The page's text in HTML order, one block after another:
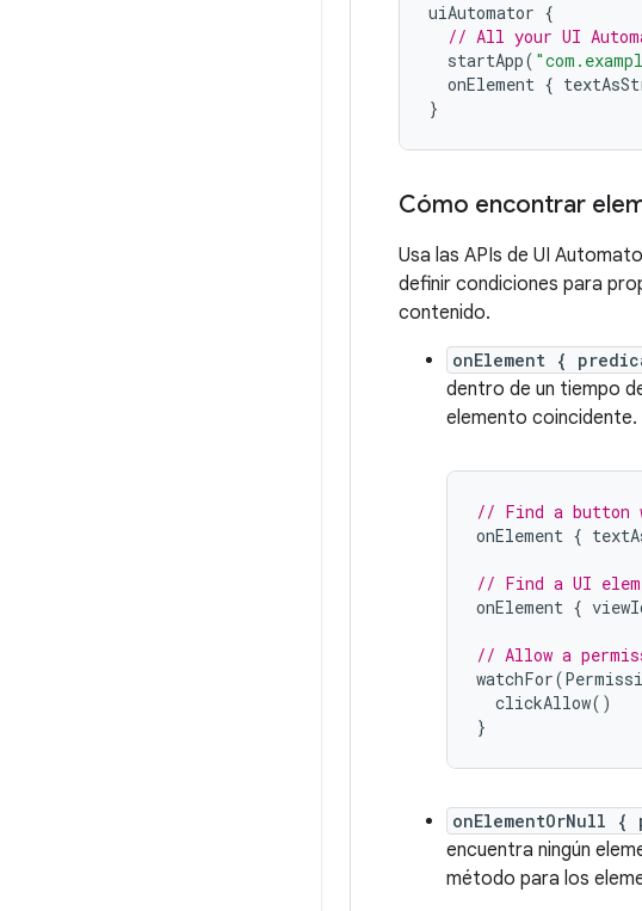
uiAutomator {
// All your UI
startApp(
onElement {
}
Cómo encontrar
Usa las APIs de UI
definir condiciones para
contenido.
onElement {
dentro de un tiempo
elemento coincidente.
// Find a button
onElement {
// Find a UI
onElement {
// Allow a
watchFor(
clickAllow()
}
onElementOrNull
encuentra ningún
método para los